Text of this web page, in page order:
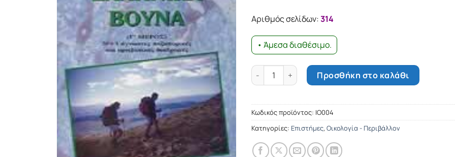
19.37€.
Αριθμός σελίδων:314
• Άμεσα διαθέσιμο.
Στα ελληνικά βουνά - Τόμος Γ΄ ποσότητα
Προσθήκη στο καλάθι
Κωδικός προϊόντος: ΙΟ004
Κατηγορίες: Επιστήμες,Οικολογία - Περιβάλλον